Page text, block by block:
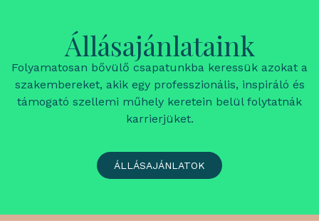
Állásajánlataink
Folyamatosan bővülő csapatunkba keressük azokat a
szakembereket, akik egy professzionális, inspiráló és
támogató szellemi műhely keretein belül folytatnák
karrierjüket.
ÁLLÁSAJÁNLATOK